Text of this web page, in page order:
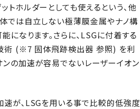
ホルダーとしても使えるという、他
では自立しない極薄膜金属やナノ構
になります。さらに、LSGに付着する
術 (※7 固体飛跡検出器 参照) を利
の加速が容易でないレーザーイオン
速が、LSGを用いる事で比較的低強度